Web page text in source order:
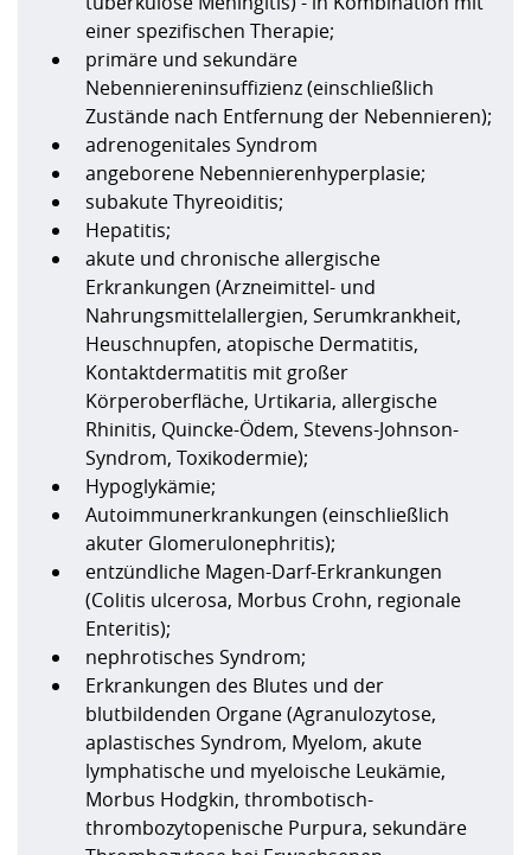
einer spezifischen Therapie;
primäre und sekundäre
Nebenniereninsuffizienz (einschließlich
Zustände nach Entfernung der Nebennieren);
adrenogenitales Syndrom
angeborene Nebennierenhyperplasie;
subakute Thyreoiditis;
Hepatitis;
akute und chronische allergische
Erkrankungen (Arzneimittel- und
Nahrungsmittelallergien, Serumkrankheit,
Heuschnupfen, atopische Dermatitis,
Kontaktdermatitis mit großer
Körperoberfläche, Urtikaria, allergische
Rhinitis, Quincke-Ödem, Stevens-Johnson-
Syndrom, Toxikodermie);
Hypoglykämie;
Autoimmunerkrankungen (einschließlich
akuter Glomerulonephritis);
entzündliche Magen-Darf-Erkrankungen
(Colitis ulcerosa, Morbus Crohn, regionale
Enteritis);
nephrotisches Syndrom;
Erkrankungen des Blutes und der
blutbildenden Organe (Agranulozytose,
aplastisches Syndrom, Myelom, akute
lymphatische und myeloische Leukämie,
Morbus Hodgkin, thrombotisch-
thrombozytopenische Purpura, sekundäre